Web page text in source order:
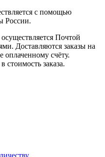
с помощью
России.
Почтой
Доставляются заказы на
оплаченному счёту.
стоимость заказа.